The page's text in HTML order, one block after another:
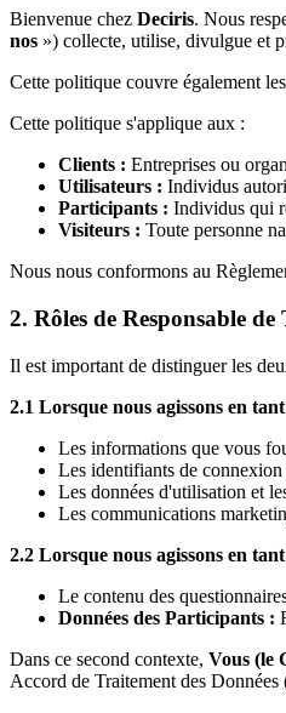
Bienvenue chez Deciris. Nous
nos ») collecte, utilise, divulgue et
Cette politique couvre également
Cette politique s'applique aux :
Clients : Entreprises ou
Utilisateurs : Individus
Participants : Individus qui
Visiteurs : Toute personne
Nous nous conformons au
2. Rôles de Responsable
Il est important de distinguer les
2.1 Lorsque nous agissons en
Les informations que vous
Les identifiants de
Les données d'utilisation et
Les communications
2.2 Lorsque nous agissons en
Le contenu des
Données des Participants :
Dans ce second contexte, Vous (le
Accord de Traitement des Données